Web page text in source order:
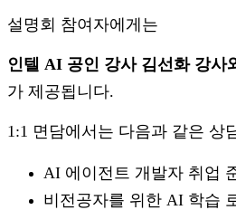
설명회 참여자에게는
인텔 AI 공인 강사 김선화 강사
가 제공됩니다.
1:1 면담에서는 다음과 같은 상
AI 에이전트 개발자 취업
비전공자를 위한 AI 학습